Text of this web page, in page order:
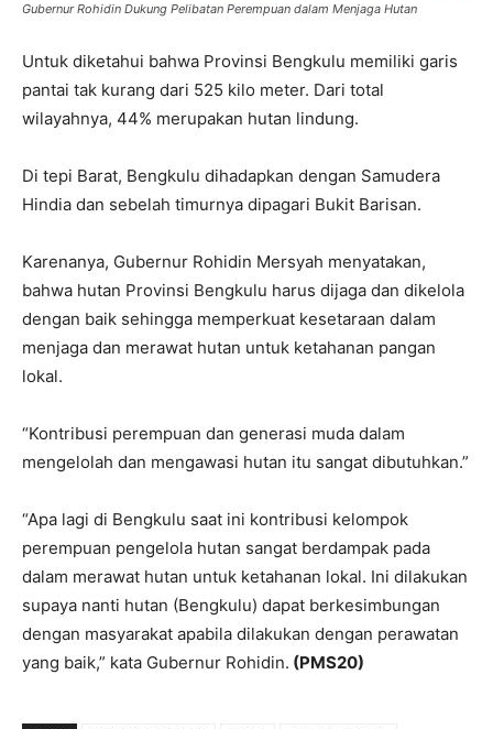
Gubernur Rohidin Dukung Pelibatan Perempuan dalam Menjaga Hutan
Untuk diketahui bahwa Provinsi Bengkulu memiliki garis
pantai tak kurang dari 525 kilo meter. Dari total
wilayahnya, 44% merupakan hutan lindung.
Di tepi Barat, Bengkulu dihadapkan dengan Samudera
Hindia dan sebelah timurnya dipagari Bukit Barisan.
Karenanya, Gubernur Rohidin Mersyah menyatakan,
bahwa hutan Provinsi Bengkulu harus dijaga dan dikelola
dengan baik sehingga memperkuat kesetaraan dalam
menjaga dan merawat hutan untuk ketahanan pangan
lokal.
“Kontribusi perempuan dan generasi muda dalam
mengelolah dan mengawasi hutan itu sangat dibutuhkan.”
“Apa lagi di Bengkulu saat ini kontribusi kelompok
perempuan pengelola hutan sangat berdampak pada
dalam merawat hutan untuk ketahanan lokal. Ini dilakukan
supaya nanti hutan (Bengkulu) dapat berkesimbungan
dengan masyarakat apabila dilakukan dengan perawatan
yang baik,” kata Gubernur Rohidin. (PMS20)